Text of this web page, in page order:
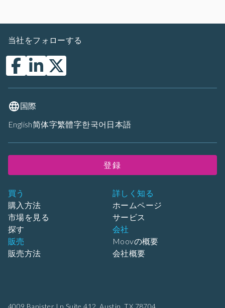
4009 Banister Ln Suite 412, Austin, TX 78704
買う
購入方法
市場を見る
探す
販売
販売方法
詳しく知る
ホームページ
サービス
会社
Moovの概要
会社概要
当社をフォローする
国際
English简体字繁體字한국어 日本語
登録